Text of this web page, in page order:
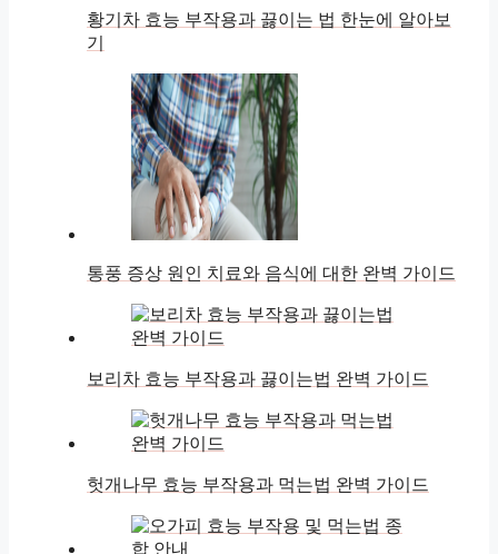
황기차 효능 부작용과 끓이는 법 한눈에 알아보
기
통풍 증상 원인 치료와 음식에 대한 완벽 가이드
보리차 효능 부작용과 끓이는법 완벽 가이드
헛개나무 효능 부작용과 먹는법 완벽 가이드